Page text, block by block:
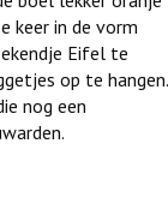
keer in de vorm
Eifel te
op te hangen.
nog een